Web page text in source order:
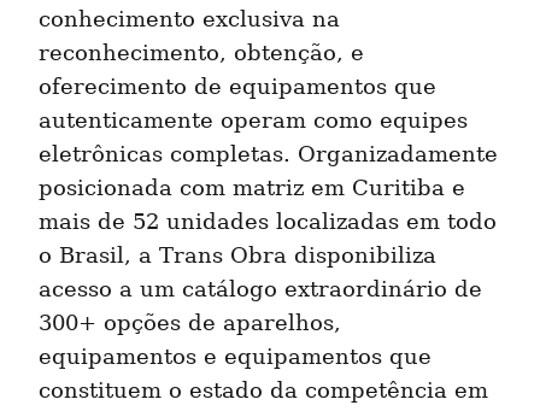
conhecimento exclusiva na
reconhecimento, obtenção, e
oferecimento de equipamentos que
autenticamente operam como equipes
eletrônicas completas. Organizadamente
posicionada com matriz em Curitiba e
mais de 52 unidades localizadas em todo
o Brasil, a Trans Obra disponibiliza
acesso a um catálogo extraordinário de
300+ opções de aparelhos,
equipamentos e equipamentos que
constituem o estado da competência em